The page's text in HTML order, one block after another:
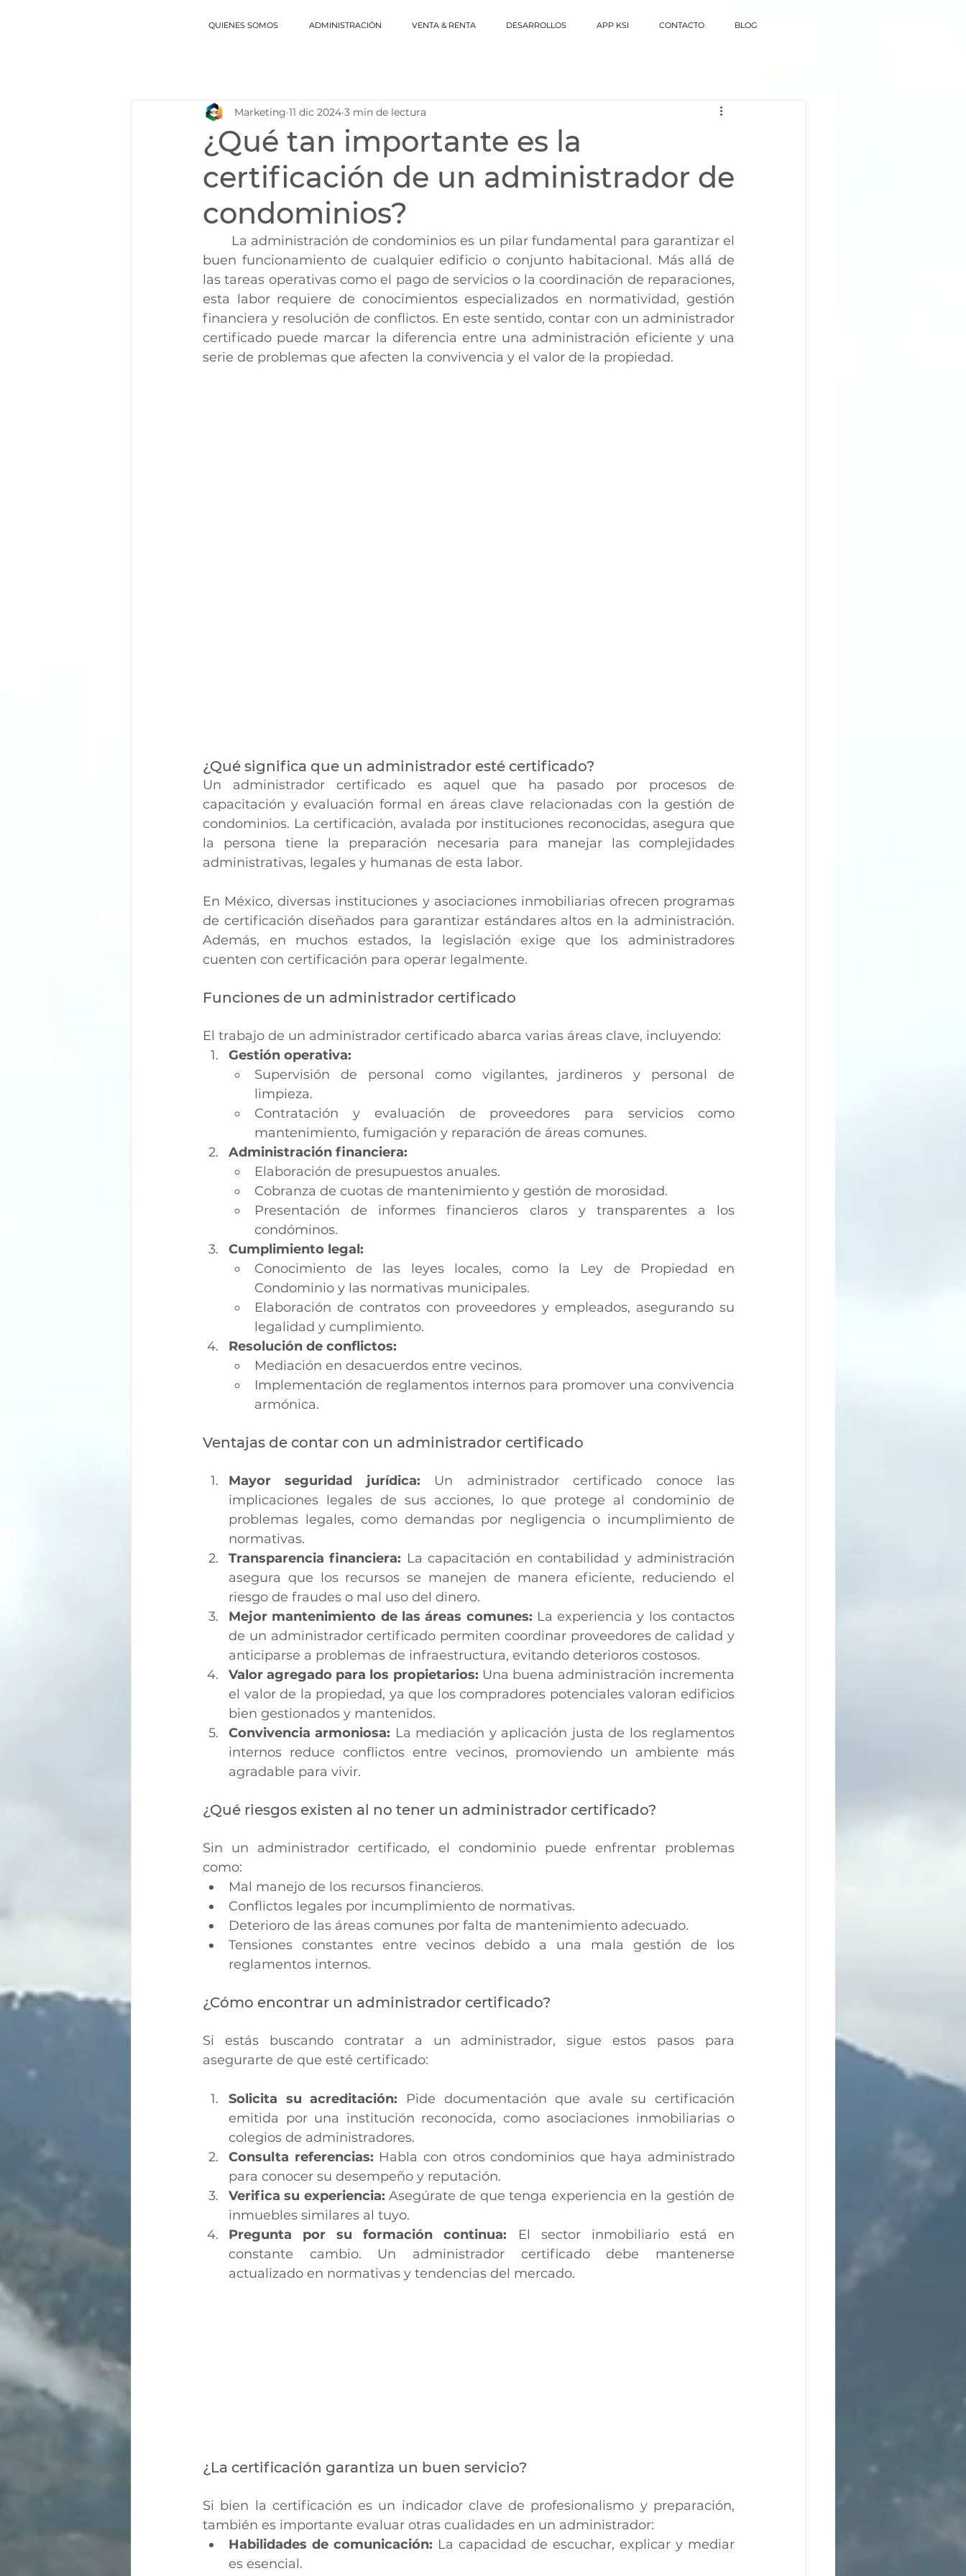
QUIENES SOMOS ADMINISTRACIÓN VENTA & RENTA DESARROLLOS APP KSI CONTACTO BLOG
¿Qué tan importante es la
certificación de un administrador de
condominios?
Marketing 11 dic 2024 3 min de lectura
buen funcionamiento de cualquier edificio o conjunto habitacional. Más allá de
las tareas operativas como el pago de servicios o la coordinación de reparaciones,
esta labor requiere de conocimientos especializados en normatividad, gestión
financiera y resolución de conflictos. En este sentido, contar con un administrador
certificado puede marcar la diferencia entre una administración eficiente y una
serie de problemas que afecten la convivencia y el valor de la propiedad.
¿Qué significa que un administrador esté certificado?
Un administrador certificado es aquel que ha pasado por procesos de
capacitación y evaluación formal en áreas clave relacionadas con la gestión de
condominios. La certificación, avalada por instituciones reconocidas, asegura que
la persona tiene la preparación necesaria para manejar las complejidades
administrativas, legales y humanas de esta labor.
En México, diversas instituciones y asociaciones inmobiliarias ofrecen programas
de certificación diseñados para garantizar estándares altos en la administración.
Además, en muchos estados, la legislación exige que los administradores
cuenten con certificación para operar legalmente.
Funciones de un administrador certificado
El trabajo de un administrador certificado abarca varias áreas clave, incluyendo:
Gestión operativa:
Supervisión de personal como vigilantes, jardineros y personal de
limpieza.
Contratación y evaluación de proveedores para servicios como
mantenimiento, fumigación y reparación de áreas comunes.
Administración financiera:
Elaboración de presupuestos anuales.
Cobranza de cuotas de mantenimiento y gestión de morosidad.
Presentación de informes financieros claros y transparentes a los
condóminos.
Cumplimiento legal:
Conocimiento de las leyes locales, como la Ley de Propiedad en
Condominio y las normativas municipales.
Elaboración de contratos con proveedores y empleados, asegurando su
legalidad y cumplimiento.
Resolución de conflictos:
Mediación en desacuerdos entre vecinos.
Implementación de reglamentos internos para promover una convivencia
armónica.
Ventajas de contar con un administrador certificado
Mayor seguridad jurídica: Un administrador certificado conoce las
implicaciones legales de sus acciones, lo que protege al condominio de
problemas legales, como demandas por negligencia o incumplimiento de
normativas.
Transparencia financiera: La capacitación en contabilidad y administración
asegura que los recursos se manejen de manera eficiente, reduciendo el
riesgo de fraudes o mal uso del dinero.
Mejor mantenimiento de las áreas comunes: La experiencia y los contactos
de un administrador certificado permiten coordinar proveedores de calidad y
anticiparse a problemas de infraestructura, evitando deterioros costosos.
Valor agregado para los propietarios: Una buena administración incrementa
el valor de la propiedad, ya que los compradores potenciales valoran edificios
bien gestionados y mantenidos.
Convivencia armoniosa: La mediación y aplicación justa de los reglamentos
internos reduce conflictos entre vecinos, promoviendo un ambiente más
agradable para vivir.
¿Qué riesgos existen al no tener un administrador certificado?
Sin un administrador certificado, el condominio puede enfrentar problemas
como:
Mal manejo de los recursos financieros.
Conflictos legales por incumplimiento de normativas.
Deterioro de las áreas comunes por falta de mantenimiento adecuado.
Tensiones constantes entre vecinos debido a una mala gestión de los
reglamentos internos.
¿Cómo encontrar un administrador certificado?
Si estás buscando contratar a un administrador, sigue estos pasos para
asegurarte de que esté certificado:
Solicita su acreditación: Pide documentación que avale su certificación
emitida por una institución reconocida, como asociaciones inmobiliarias o
colegios de administradores.
Consulta referencias: Habla con otros condominios que haya administrado
para conocer su desempeño y reputación.
Verifica su experiencia: Asegúrate de que tenga experiencia en la gestión de
inmuebles similares al tuyo.
Pregunta por su formación continua:
El sector inmobiliario está en
constante cambio. Un administrador certificado debe mantenerse
actualizado en normativas y tendencias del mercado.
¿La certificación garantiza un buen servicio?
Si bien la certificación es un indicador clave de profesionalismo y preparación,
también es importante evaluar otras cualidades en un administrador:
Habilidades de comunicación: La capacidad de escuchar, explicar y mediar
es esencial.